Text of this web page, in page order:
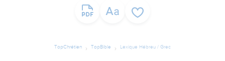
TopChrétien TopBible Lexique Hébreu / Grec